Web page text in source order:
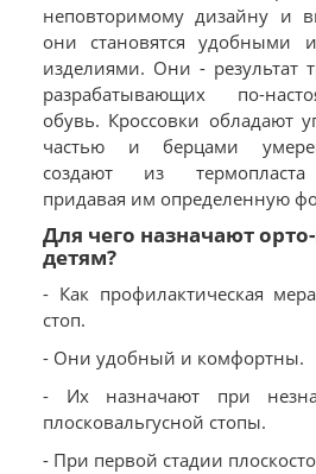
неповторимому дизайну и
они становятся удобными
изделиями. Они - результат
разрабатывающих по-
обувь. Кроссовки обладают
частью и берцами
создают из термопласта
придавая им определенную
Для чего назначают
детям?
- Как профилактическая
стоп.
- Они удобный и комфортны.
- Их назначают при
плосковальгусной стопы.
- При первой стадии